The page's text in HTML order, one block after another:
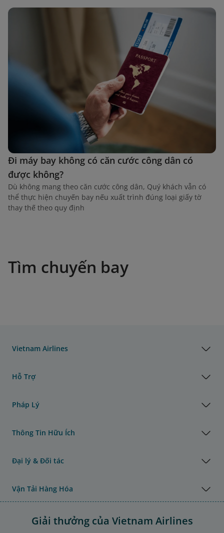
Đi máy bay không có căn cước công dân có
được không?
Dù không mang theo căn cước công dân, Quý khách vẫn có
thể thực hiện chuyến bay nếu xuất trình đúng loại giấy tờ
thay thế theo quy định
Tìm chuyến bay
Vietnam Airlines
Hỗ Trợ
Pháp Lý
Thông Tin Hữu Ích
Đại lý & Đối tác
Vận Tải Hàng Hóa
Giải thưởng của Vietnam Airlines